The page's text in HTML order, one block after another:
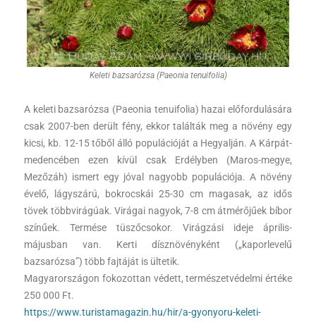
Keleti bazsarózsa (Paeonia tenuifolia)
A keleti bazsarózsa (Paeonia tenuifolia) hazai előfordulására
csak 2007-ben derült fény, ekkor találták meg a növény egy
kicsi, kb. 12-15 tőből álló populációját a Hegyalján. A Kárpát-
medencében ezen kívül csak Erdélyben (Maros-megye,
Mezőzáh) ismert egy jóval nagyobb populációja. A növény
évelő, lágyszárú, bokrocskái 25-30 cm magasak, az idős
tövek többvirágúak. Virágai nagyok, 7-8 cm átmérőjűek bíbor
színűek. Termése tüszőcsokor. Virágzási ideje április-
májusban van. Kerti dísznövényként („kaporlevelű
bazsarózsa”) több fajtáját is ültetik.
Magyarországon fokozottan védett, természetvédelmi értéke
250 000 Ft.
https://www.turistamagazin.hu/hir/a-gyonyoru-keleti-